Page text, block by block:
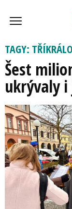
TAGY:
Šest
ukrývaly